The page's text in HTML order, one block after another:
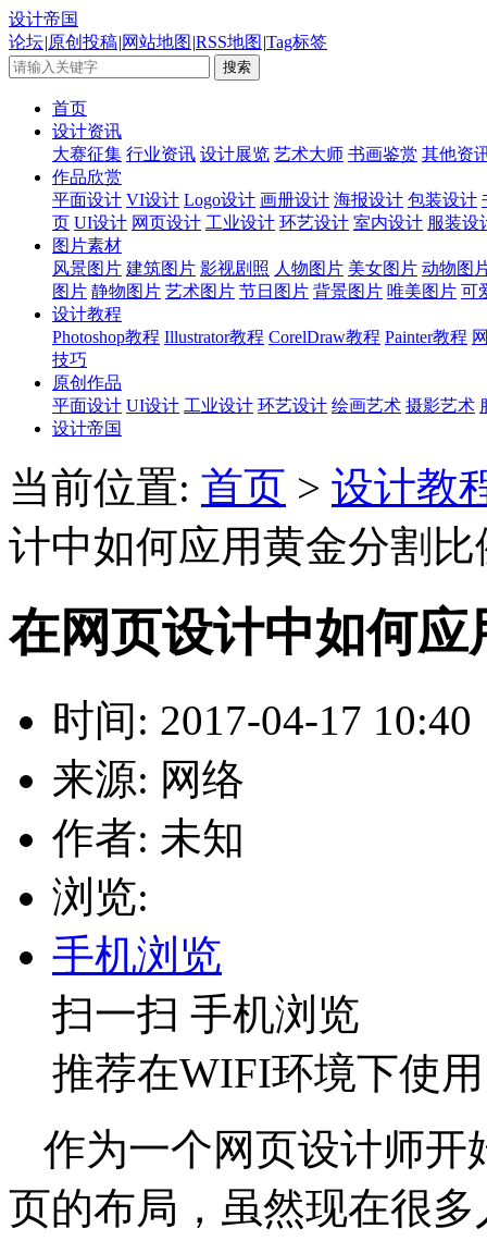
设计帝国
论坛|原创投稿|网站地图 |RSS地图 |Tag标签
首页
设计资讯
大赛征集 行业资讯 设计展览 艺术大师 书画鉴赏 其他资
作品欣赏
平面设计 VI设计 Logo设计 画册设计 海报设计 包装设计
页 UI设计 网页设计 工业设计 环艺设计 室内设计 服装设
图片素材
风景图片 建筑图片 影视剧照 人物图片 美女图片 动物图
图片 静物图片 艺术图片 节日图片 背景图片 唯美图片 可
设计教程
Photoshop教程 Illustrator教程 CorelDraw教程 Painter教程
技巧
原创作品
平面设计 UI设计 工业设计 环艺设计 绘画艺术 摄影艺术
设计帝国
当前位置: 首页 > 设计教
计中如何应用黄金分割比
在网页设计中如何
时间: 2017-04-17 10:40
来源: 网络
作者: 未知
浏览:
手机浏览
扫一扫 手机浏览
推荐在WIFI环境下使用
作为一个网页设计师开
页的布局，虽然现在很